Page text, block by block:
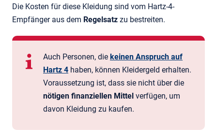
Die Kosten für diese Kleidung sind vom Hartz-4-
Empfänger aus dem Regelsatz zu bestreiten.
Auch Personen, die keinen Anspruch auf
Hartz 4 haben, können Kleidergeld erhalten.
Voraussetzung ist, dass sie nicht über die
nötigen finanziellen Mittel verfügen, um
davon Kleidung zu kaufen.